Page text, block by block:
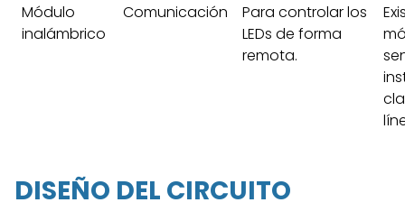
Módulo
inalámbrico
Comunicación
Para controlar los
LEDs de forma
remota.
DISEÑO DEL CIRCUITO